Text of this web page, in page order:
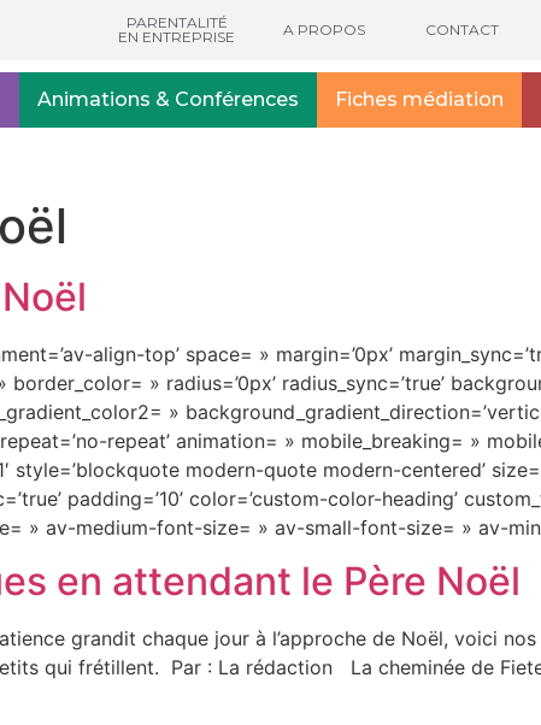
PARENTALITÉ
EN ENTREPRISE
A PROPOS CONTACT
Animations & Conférences Fiches médiation
align-top’ space= » margin=’0px’
» radius=’0px’ radius_sync=’true’
»
repeat’ animation= » mobile_breaking= »
style=’blockquote modern-quote modern-centered’
padding=’10’ color=’custom-color-heading’
» av-medium-font-size= » av-small-font-size= » av-
en attendant le Père Noël
grandit chaque jour à l’approche de Noël, voici
qui frétillent. Par : La rédaction La cheminée de